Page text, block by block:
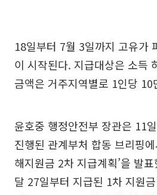
18일부터 7월 3일까지 고유가
이 시작된다. 지급대상은 소득
금액은 거주지역별로 1인당 10
윤호중 행정안전부 장관은 11
진행된 관계부처 합동 브리핑
해지원금 2차 지급계획’을 발
달 27일부터 지급된 1차 지원